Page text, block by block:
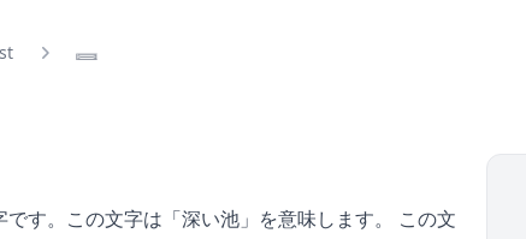
𓈛
す。この文字は「深い池」を意味します。
この文